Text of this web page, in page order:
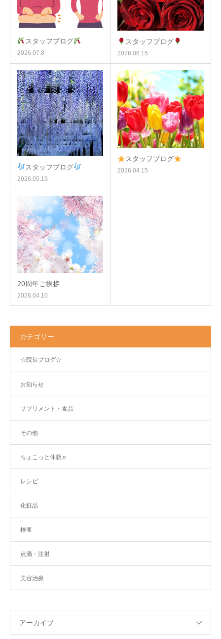
スタッフブログ
2026.07.8
スタッフブログ
2026.06.15
スタッフブログ
2026.05.19
スタッフブログ
2026.04.15
20周年ご挨拶
2026.04.10
カテゴリー
☆院長ブログ☆
お知らせ
サプリメント・食品
その他
ちょこっと休憩♬
レシピ
化粧品
検査
点滴・注射
美容治療
アーカイブ